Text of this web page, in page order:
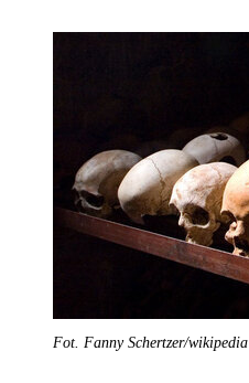
Fot. Fanny Schertzer/wikipedia